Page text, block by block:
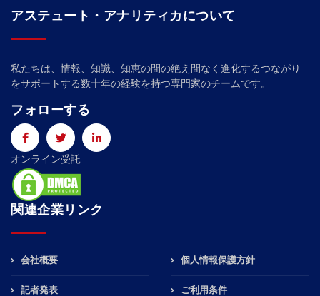
アステュート・アナリティカについて
私たちは、情報、知識、知恵の間の絶え間なく進化するつながり
をサポートする数十年の経験を持つ専門家のチームです。
フォローする
オンライン受託
関連企業リンク
会社概要
記者発表
個人情報保護方針
ご利用条件